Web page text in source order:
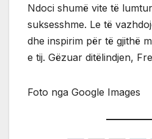
Ndoci shumë vite të
suksesshme. Le të
dhe inspirim për të gjithë
e tij. Gëzuar ditëlindjen,
Foto nga Google Images